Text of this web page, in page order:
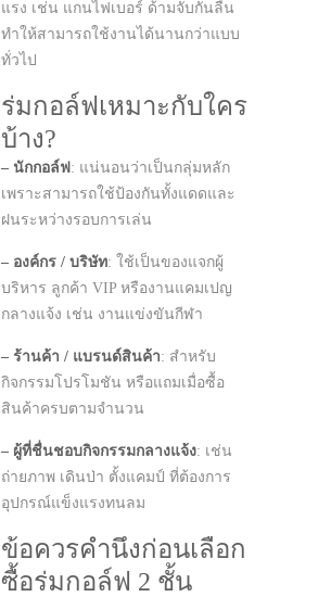
แรง เช่น แกนไฟเบอร์ ด้ามจับกันลื่น
ทำให้สามารถใช้งานได้นานกว่าแบบ
ทั่วไป
ร่มกอล์ฟเหมาะกับใคร
บ้าง?
– นักกอล์ฟ : แน่นอนว่าเป็นกลุ่มหลัก
เพราะสามารถใช้ป้องกันทั้งแดดและ
ฝนระหว่างรอบการเล่น
– องค์กร / บริษัท: ใช้เป็นของแจกผู้
บริหาร ลูกค้า VIP หรืองานแคมเปญ
กลางแจ้ง เช่น งานแข่งขันกีฬา
– ร้านค้า / แบรนด์สินค้า: สำหรับ
กิจกรรมโปรโมชัน หรือแถมเมื่อซื้อ
สินค้าครบตามจำนวน
– ผู้ที่ชื่นชอบกิจกรรมกลางแจ้ง: เช่น
ถ่ายภาพ เดินป่า ตั้งแคมป์ ที่ต้องการ
อุปกรณ์แข็งแรงทนลม
ข้อควรคำนึงก่อนเลือก
ซื้อร่มกอล์ฟ 2 ชั้น